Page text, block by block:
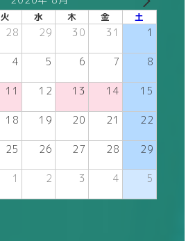
火 水 木 金 土
28 29 30 31 1
4 5 6 7 8
11 12 13 14 15
18 19 20 21 22
25 26 27 28 29
1 2 3 4 5